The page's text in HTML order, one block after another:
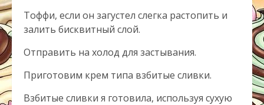
Тоффи, если он загустел слегка растопить и
залить бисквитный слой.
Отправить на холод для застывания.
Приготовим крем типа взбитые сливки.
Взбитые сливки я готовила, используя сухую